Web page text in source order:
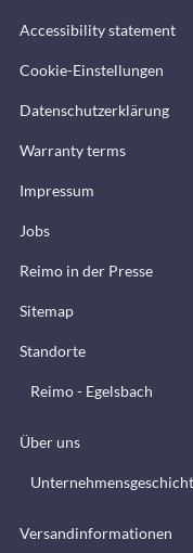
Accessibility statement
Cookie-Einstellungen
Datenschutzerklärung
Warranty terms
Impressum
Jobs
Reimo in der Presse
Sitemap
Standorte
Reimo - Egelsbach
Über uns
Versandinformationen